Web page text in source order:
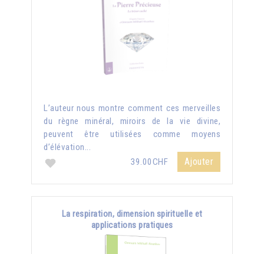
L’auteur nous montre comment ces merveilles
du règne minéral, miroirs de la vie divine,
peuvent être utilisées comme moyens
d’élévation...
39.00CHF
Ajouter
La respiration, dimension spirituelle et
applications pratiques